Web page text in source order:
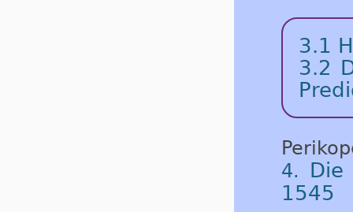
3.1
3.2
4. Die
1545